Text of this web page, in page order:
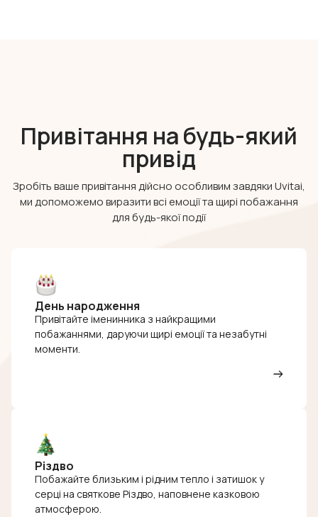
Привітання на будь-який
привід
Зробіть ваше привітання дійсно особливим завдяки Uvitai,
ми допоможемо виразити всі емоції та щирі побажання
для будь-якої події
День народження
Привітайте іменинника з найкращими
побажаннями, даруючи щирі емоції та незабутні
моменти.
Різдво
Побажайте близьким і рідним тепло і затишок у
серці на святкове Різдво, наповнене казковою
атмосферою.